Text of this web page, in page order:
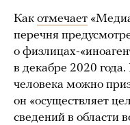
Как отмечает
перечня
о физлицах-
в декабре 2020 года.
человека можно
он «осуществляет
сведений в области